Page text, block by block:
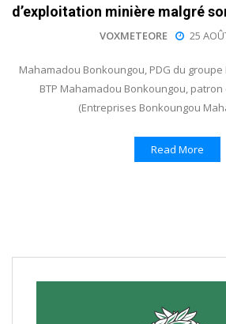
d’exploitation minière malgré
VOXMETEORE 25
Mahamadou Bonkoungou, PDG du
BTP Mahamadou Bonkoungou,
(Entreprises Bonkoungou
Read More